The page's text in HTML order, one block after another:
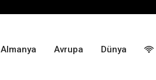
Almanya Avrupa Dünya